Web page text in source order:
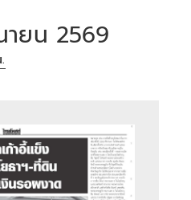
ยน 2569